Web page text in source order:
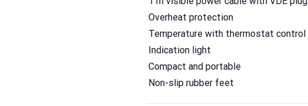
 Overheat protection
 Temperature with thermostat control
 Indication light
 Compact and portable
 Non-slip rubber feet